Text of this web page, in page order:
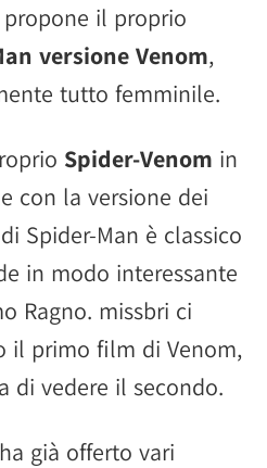
propone il proprio
versione Venom,
tutto femminile.
Spider-Venom in
con la versione dei
Spider-Man è classico
in modo interessante
Ragno. missbri ci
il primo film di Venom,
di vedere il secondo.
ha già offerto vari